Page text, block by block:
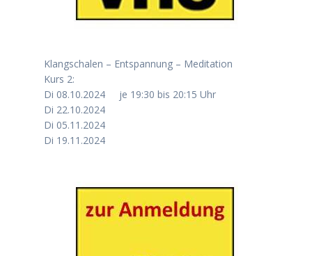
Klangschalen – Entspannung – Meditation
Kurs 2:
Di 08.10.2024 je 19:30 bis 20:15 Uhr
Di 22.10.2024
Di 05.11.2024
Di 19.11.2024